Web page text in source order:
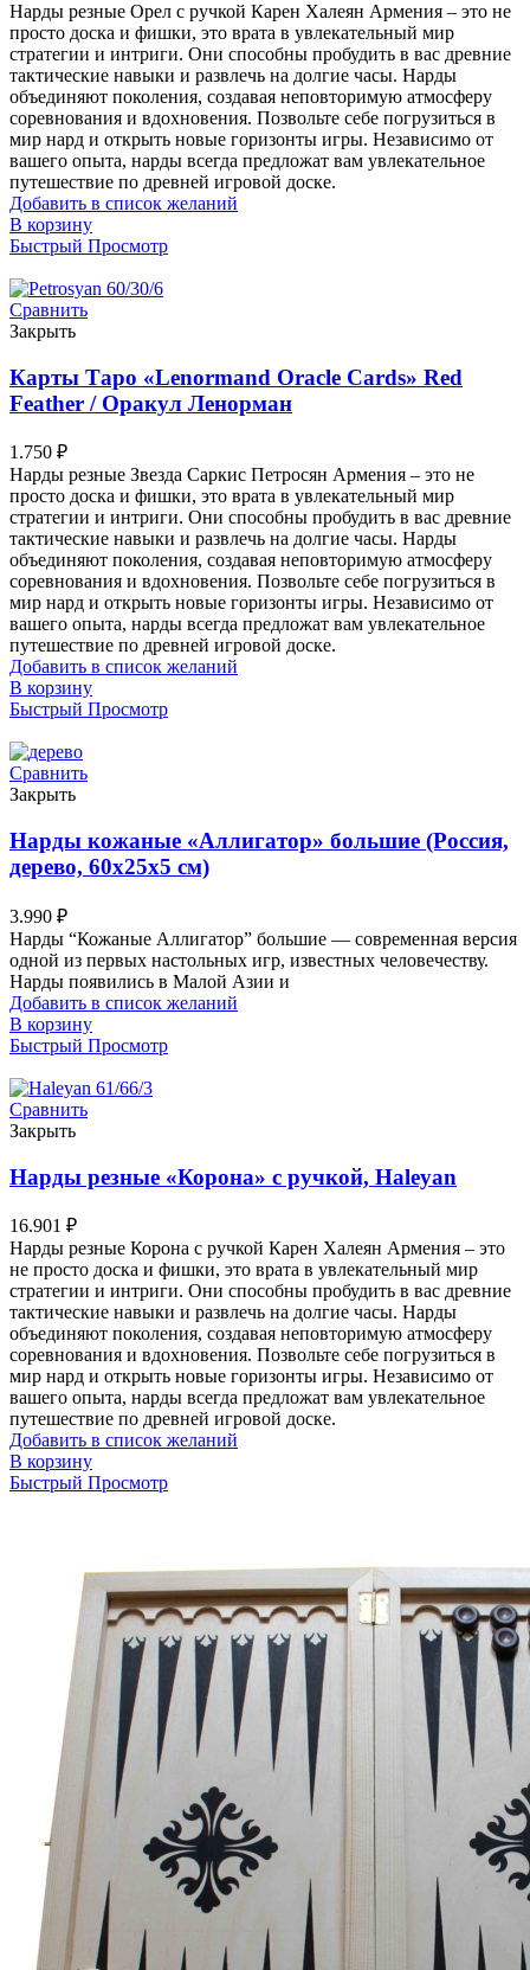
Нарды резные Орел с ручкой Карен Халеян Армения – это не
просто доска и фишки, это врата в увлекательный мир
стратегии и интриги. Они способны пробудить в вас древние
тактические навыки и развлечь на долгие часы. Нарды
объединяют поколения, создавая неповторимую атмосферу
соревнования и вдохновения. Позвольте себе погрузиться в
мир нард и открыть новые горизонты игры. Независимо от
вашего опыта, нарды всегда предложат вам увлекательное
путешествие по древней игровой доске.
Добавить в список желаний
В корзину
Быстрый Просмотр
Сравнить
Закрыть
Карты Таро «Lenormand Oracle Cards» Red
Feather / Оракул Ленорман
1.750 ₽
Нарды резные Звезда Саркис Петросян Армения – это не
просто доска и фишки, это врата в увлекательный мир
стратегии и интриги. Они способны пробудить в вас древние
тактические навыки и развлечь на долгие часы. Нарды
объединяют поколения, создавая неповторимую атмосферу
соревнования и вдохновения. Позвольте себе погрузиться в
мир нард и открыть новые горизонты игры. Независимо от
вашего опыта, нарды всегда предложат вам увлекательное
путешествие по древней игровой доске.
Добавить в список желаний
В корзину
Быстрый Просмотр
Сравнить
Закрыть
Нарды кожаные «Аллигатор» большие (Россия,
дерево, 60х25х5 см)
3.990 ₽
Нарды “Кожаные Аллигатор” большие — современная версия
одной из первых настольных игр, известных человечеству.
Нарды появились в Малой Азии и
Добавить в список желаний
В корзину
Быстрый Просмотр
Сравнить
Закрыть
Нарды резные «Корона» с ручкой, Haleyan
16.901 ₽
Нарды резные Корона с ручкой Карен Халеян Армения – это
не просто доска и фишки, это врата в увлекательный мир
стратегии и интриги. Они способны пробудить в вас древние
тактические навыки и развлечь на долгие часы. Нарды
объединяют поколения, создавая неповторимую атмосферу
соревнования и вдохновения. Позвольте себе погрузиться в
мир нард и открыть новые горизонты игры. Независимо от
вашего опыта, нарды всегда предложат вам увлекательное
путешествие по древней игровой доске.
Добавить в список желаний
В корзину
Быстрый Просмотр